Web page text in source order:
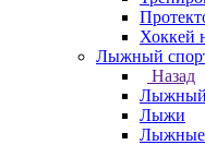
Хоккей
Лыжный
Назад
Лыжный
Лыжи
Лыжные